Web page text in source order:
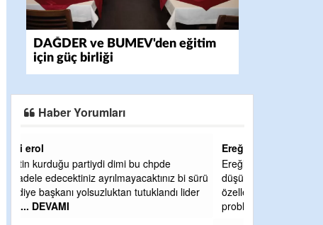
DAĞDER ve BUMEV'den eğitim
için güç birliği
Haber Yorumları
Ereğlili
Ereğli Futbol Kulübünü Erdemir'i özelleştirenler
düşünsün ve sahip çıksınlar. Erdemir
özelleştirilmeseydi sponsor olurdu ve para
probl... DEVAMI